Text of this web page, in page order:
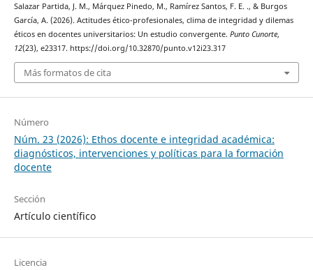
Salazar Partida, J. M., Márquez Pinedo, M., Ramírez Santos, F. E. ., & Burgos
García, A. (2026). Actitudes ético-profesionales, clima de integridad y dilemas
éticos en docentes universitarios: Un estudio convergente. Punto Cunorte,
12(23), e23317. https://doi.org/10.32870/punto.v12i23.317
Más formatos de cita
Número
Núm. 23 (2026): Ethos docente e integridad académica:
diagnósticos, intervenciones y políticas para la formación
docente
Sección
Artículo científico
Licencia